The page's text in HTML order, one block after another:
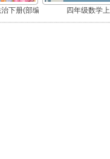
下册(部编
四年级数学